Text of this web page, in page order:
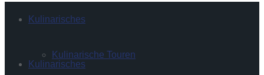
Kulinarisches
Kulinarische Touren
Kulinarisches